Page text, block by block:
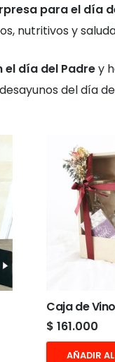
para el día
nutritivos y
el día del Padrey
del día
Caja de
$ 161.000
AÑADIR